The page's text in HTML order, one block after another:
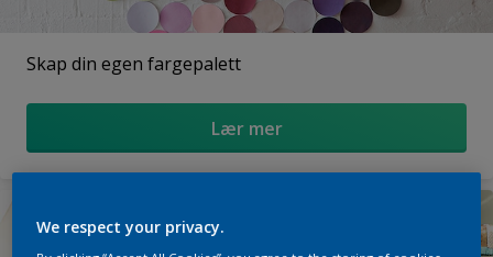
Skap din egen fargepalett
Lær mer
We respect your privacy.